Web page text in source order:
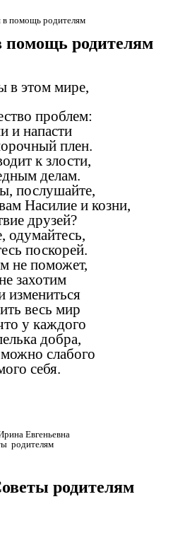
в помощь родителям
помощь родителям
в этом мире,
проблем:
и напасти
плен.
к злости,
делам.
послушайте,
Насилие и козни,
друзей?
одумайтесь,
поскорей.
не поможет,
захотим
весь мир
у каждого
добра,
слабого
себя.
Евгеньевна
родителям
родителям